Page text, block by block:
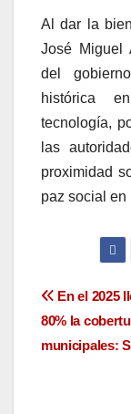
Al dar la
José Miguel
del
histórica
tecnología,
las
proximidad
paz social en
de
En el 2025
80% la
municipales: